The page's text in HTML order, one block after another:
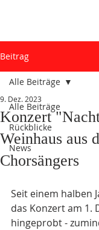
V
E
R
N
Öku
Beitrag
Alle Beiträge
Rückblicke
News
Alle Beiträge
Konzert
Weinhaus aus
Chorsängers
9. Dez. 2023
Seit einem halben
das Konzert am 1.
hingeprobt -